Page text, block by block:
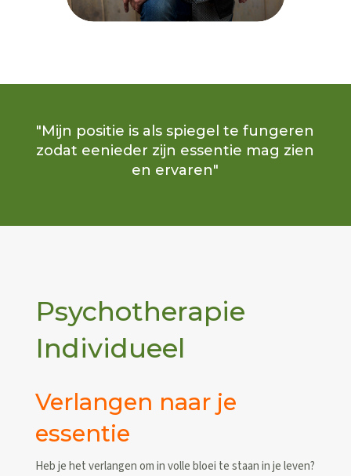
"Mijn positie is als spiegel te fungeren
zodat eenieder zijn essentie mag zien
en ervaren"
Psychotherapie
Individueel
Verlangen naar je
essentie
Heb je het verlangen om in volle bloei te staan in je leven?